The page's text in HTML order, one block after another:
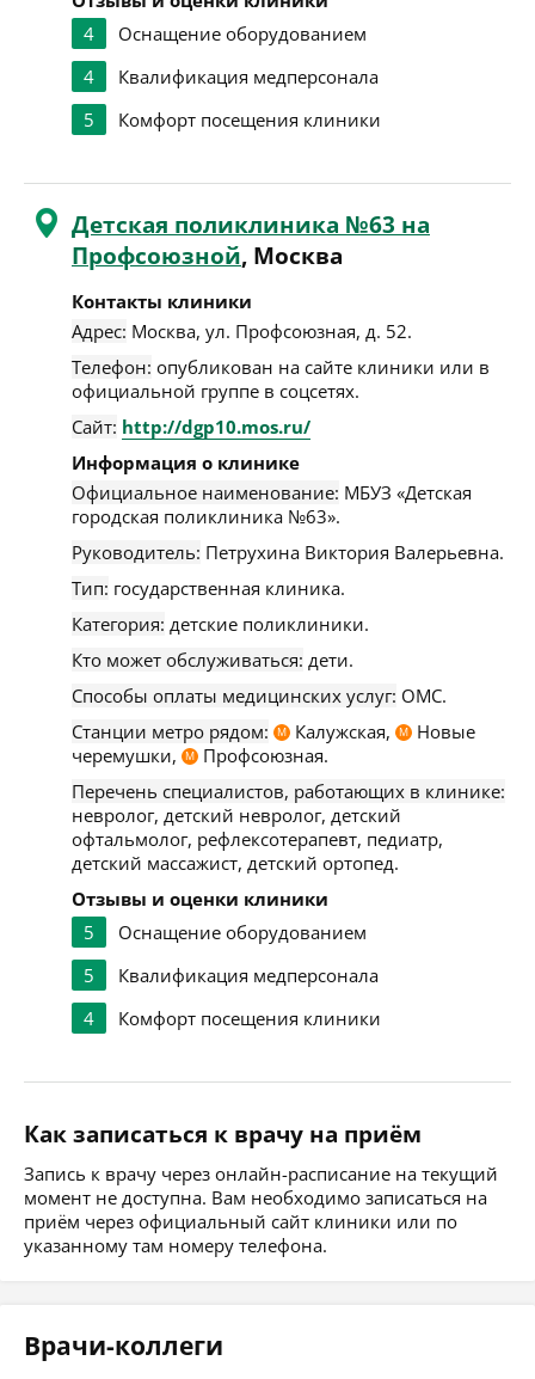
4
Оснащение оборудованием
4
Квалификация медперсонала
5
Комфорт посещения клиники
Детская поликлиника №63 на
Профсоюзной, Москва
Контакты клиники
Адрес: Москва, ул. Профсоюзная, д. 52.
Телефон: опубликован на сайте клиники или в
официальной группе в соцсетях.
Сайт: http://dgp10.mos.ru/
Информация о клинике
Официальное наименование: МБУЗ «Детская
городская поликлиника №63».
Руководитель: Петрухина Виктория Валерьевна.
Тип: государственная клиника.
Категория: детские поликлиники.
Кто может обслуживаться: дети.
Способы оплаты медицинских услуг: ОМС.
Станции метро рядом:
М Калужская, М
Новые
черемушки,
М
Профсоюзная.
Перечень специалистов, работающих в клинике:
невролог, детский невролог, детский
офтальмолог, рефлексотерапевт, педиатр,
детский массажист, детский ортопед.
Отзывы и оценки клиники
5
Оснащение оборудованием
5
Квалификация медперсонала
4
Комфорт посещения клиники
Как записаться к врачу на приём
Запись к врачу через онлайн-расписание на текущий
момент не доступна. Вам необходимо записаться на
приём через официальный сайт клиники или по
указанному там номеру телефона.
Врачи-коллеги